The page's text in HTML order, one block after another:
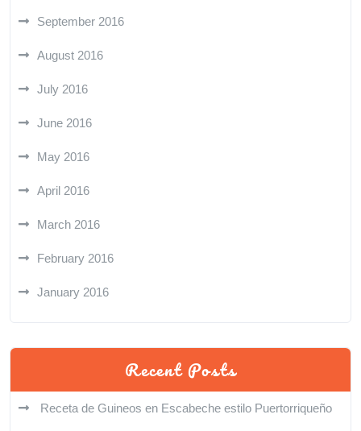
September 2016
August 2016
July 2016
June 2016
May 2016
April 2016
March 2016
February 2016
January 2016
Recent Posts
Receta de Guineos en Escabeche estilo Puertorriqueño